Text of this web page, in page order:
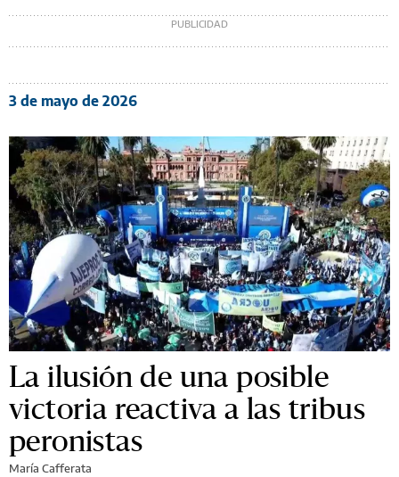
3 de mayo de 2026
La ilusión de una posible
victoria reactiva a las tribus
peronistas
María Cafferata